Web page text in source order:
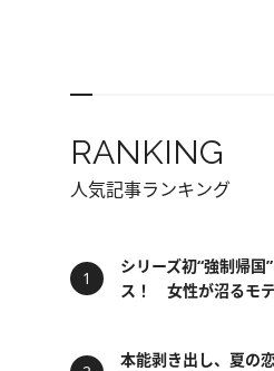
RANKING
人気記事ランキング
シリーズ初“強制帰国
ス！ 女性が沼るモ
本能剥き出し、夏の